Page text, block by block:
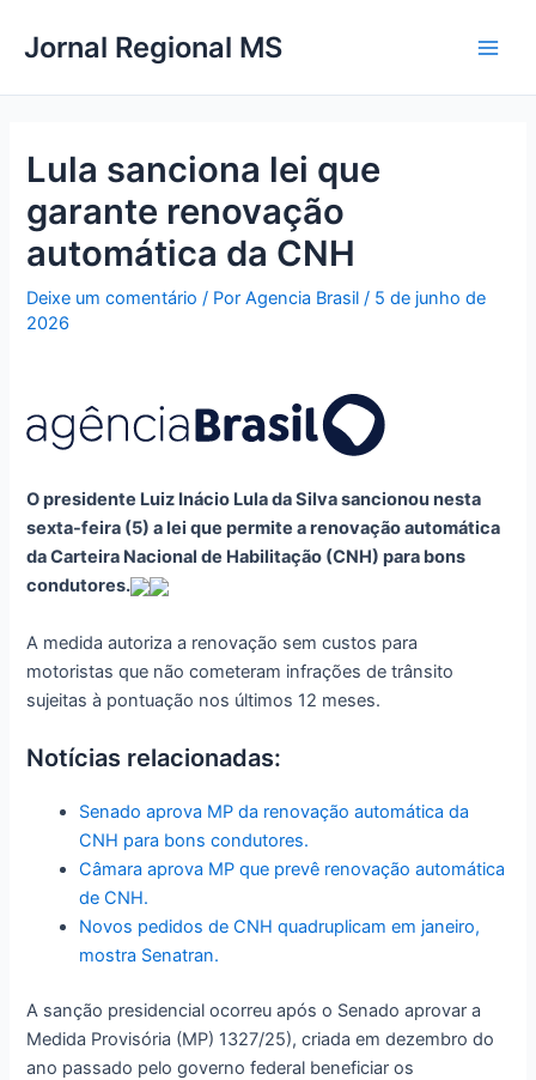
para
conteúdo
Jornal Regional MS
Lula sanciona lei que
garante renovação
automática da CNH
Deixe um comentário / PorAgencia Brasil/ 5 de junho de
2026
O presidente Luiz Inácio Lula da Silva sancionou nesta
sexta-feira (5) a lei que permite a renovação automática
da Carteira Nacional de Habilitação (CNH) para bons
condutores.
A medida autoriza a renovação sem custos para
motoristas que não cometeram infrações de trânsito
sujeitas à pontuação nos últimos 12 meses.
Notícias relacionadas:
Senado aprova MP da renovação automática da
CNH para bons condutores.
Câmara aprova MP que prevê renovação automática
de CNH.
Novos pedidos de CNH quadruplicam em janeiro,
mostra Senatran.
A sanção presidencial ocorreu após o Senado aprovar a
Medida Provisória (MP) 1327/25), criada em dezembro do
ano passado pelo governo federal beneficiar os